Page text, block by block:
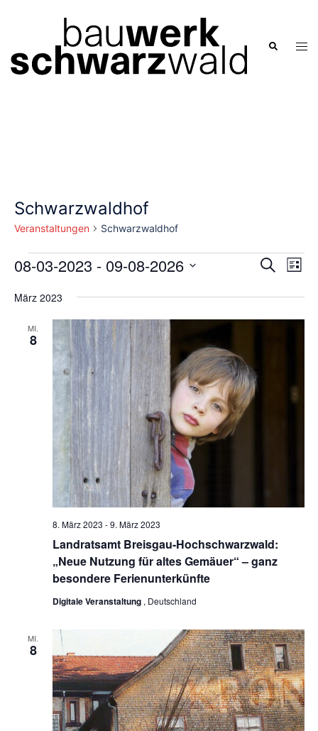
Suche
Schwarzwaldhof
Veranstaltungen Schwarzwaldhof
Veranstaltungen
und
SUCHELISTE
08-03-2023 - 09-08-2026
wählen.
März 2023
MI.
8
Landratsamt Breisgau-Hochschwarzwald:
„Neue Nutzung für altes Gemäuer“ – ganz
besondere Ferienunterkünfte
8. März 2023 -9. März 2023
Digitale Veranstaltung , Deutschland
MI.
8